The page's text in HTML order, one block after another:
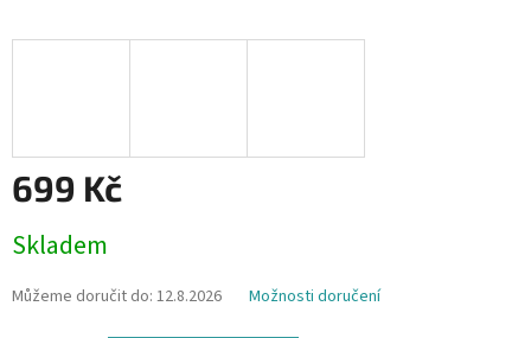
699 Kč
cena:
Skladem
Můžeme doručit do: 12.8.2026 Možnosti doručení